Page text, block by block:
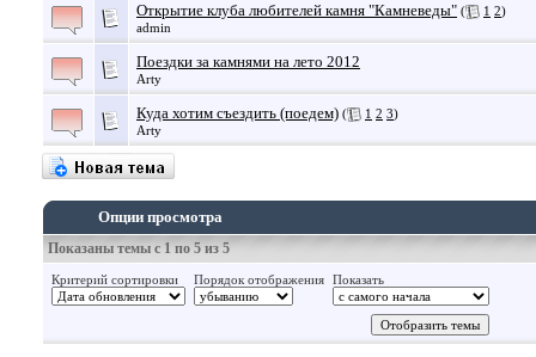
Открытие клуба любителей камня "Камневеды" ( 1 2)
admin
Поездки за камнями на лето 2012
Arty
Куда хотим съездить (поедем) ( 1 2 3)
Arty
Опции просмотра
Показаны темы с 1 по 5 из 5
Критерий сортировки Порядок отображения Показать